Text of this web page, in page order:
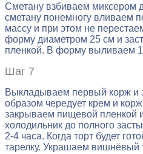
Сметану взбиваем миксером
сметану понемногу вливаем
массу и при этом не
форму диаметром 25 см и
пленкой. В форму выливаем
Шаг 7
Выкладываем первый корж и
образом чередует крем и
закрываем пищевой пленкой
холодильник до полного
2-4 часа. Когда торт будет
тарелку. Украшаем вишнёвый